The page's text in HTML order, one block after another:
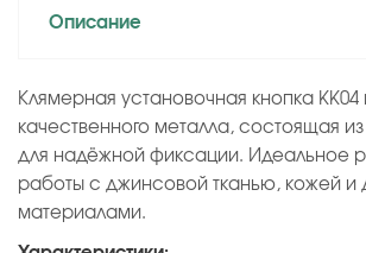
Описание
Клямерная установочная кнопка KK04
качественного металла, состоящая
для надёжной фиксации. Идеальное
работы с джинсовой тканью, кожей и
материалами.